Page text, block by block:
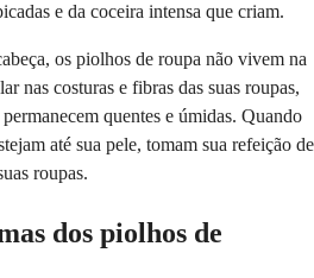
e da coceira intensa que criam.
os piolhos de roupa não vivem na
nas costuras e fibras das suas roupas,
quentes e úmidas. Quando
até sua pele, tomam sua refeição de
roupas.
dos piolhos de